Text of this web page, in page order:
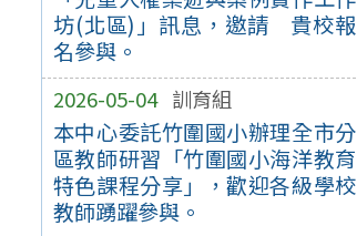
坊(北區)」訊息，邀請 貴校報
名參與。
2026-05-04 訓育組
本中心委託竹圍國小辦理全市分
區教師研習「竹圍國小海洋教育
特色課程分享」，歡迎各級學校
教師踴躍參與。